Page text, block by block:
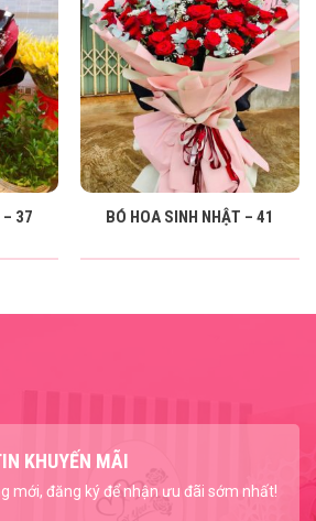
– 37 BÓ HOA SINH NHẬT – 41
KHUYẾN MÃI
mới, đăng ký để nhận ưu đãi sớm nhất!